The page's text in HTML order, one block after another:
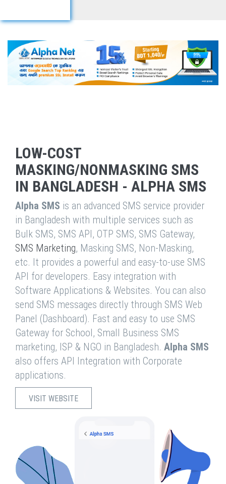
LOW-COST
MASKING/NONMASKING SMS
IN BANGLADESH - ALPHA SMS
Alpha SMS is an advanced SMS service provider
in Bangladesh with multiple services such as
Bulk SMS, SMS API, OTP SMS, SMS Gateway,
SMS Marketing, Masking SMS, Non-Masking,
etc. It provides a powerful and easy-to-use SMS
API for developers. Easy integration with
Software Applications & Websites. You can also
send SMS messages directly through SMS Web
Panel (Dashboard). Fast and easy to use SMS
Gateway for School, Small Business SMS
marketing, ISP & NGO in Bangladesh. Alpha SMS
also offers API Integration with Corporate
applications.
VISIT WEBSITE